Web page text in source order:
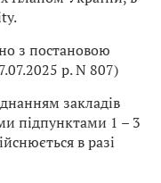
з постановою
р. N 807)
закладів
підпунктами 1 – 3
в разі